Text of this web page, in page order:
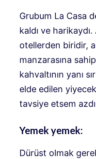
Grubum La Casa
kaldı ve
otellerden biridir,
manzarasına
kahvaltının yanı
elde edilen
tavsiye etsem
Yemek yemek:
Dürüst olmak